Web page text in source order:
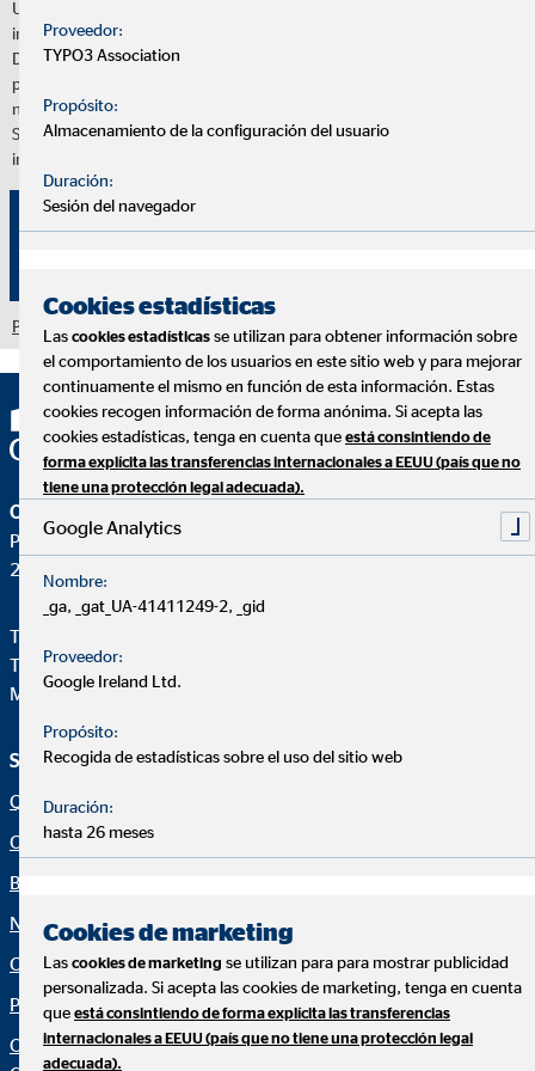
Utilizamos servicios de proveedores externos para brindarle
información adicional. El contenido solo se mostrará con su permiso.
Dependiendo de la ubicación del proveedor, sus datos personales
pueden ser procesados en un tercer país sin que allí se garantice un
nivel adecuado de protección de datos.
Solo dé su permiso si está de acuerdo con esto. Para obtener más
información, consulte la
Consentimiento de la cookie "Google Maps |
Política de privacidad
OVB Allfinanz España S.A.
Pza. Manuel Gómez Moreno, 2 8ªA
28020 Madrid
Teléfono:
Telefax: +34 91 44710-29
Mail:ovb@central.ovb.es
Servicio e información
Quiénes Somos
Consultoría financiera
Blog
Noticias
Calculadora financiera
Protección de datos
Organization: "Datos sobre
Aviso legal
Netiqueta
Declaración de accesibilidad
Configuración de cookies
Proveedor:
TYPO3 Association
Propósito:
Almacenamiento de la configuración del usuario
Duración:
Sesión del navegador
Cookies estadísticas
Las cookies estadísticas se utilizan para obtener información sobre
el comportamiento de los usuarios en este sitio web y para mejorar
continuamente el mismo en función de esta información. Estas
cookies recogen información de forma anónima. Si acepta las
cookies estadísticas, tenga en cuenta que está consintiendo de
forma explícita las transferencias internacionales a EEUU (país que no
tiene una protección legal adecuada).
Google Analytics
Nombre:
_ga, _gat_UA-41411249-2, _gid
Proveedor:
Google Ireland Ltd.
Propósito:
Recogida de estadísticas sobre el uso del sitio web
Duración:
hasta 26 meses
Cookies de marketing
Las cookies de marketing se utilizan para para mostrar publicidad
personalizada. Si acepta las cookies de marketing, tenga en cuenta
que está consintiendo de forma explícita las transferencias
internacionales a EEUU (país que no tiene una protección legal
adecuada).